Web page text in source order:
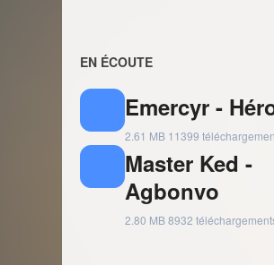
EN ÉCOUTE
Emercyr -
2.61 MB 11399
Master Ked -
Agbonvo
2.80 MB8932